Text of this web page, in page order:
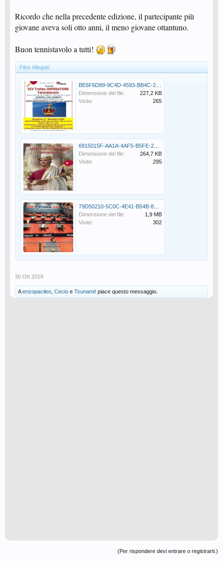
Ricordo che nella precedente edizione, il partecipante più
giovane aveva soli otto anni, il meno giovane ottantuno.
Buon tennistavolo a tutti!
Files Allegati:
Dimensione del file:
227,2 KB
Visite:
265
Dimensione del file:
264,7 KB
Visite:
295
Dimensione del file:
1,9 MB
Visite:
302
30 Ott 2019
Aenzopacileo Cecio e Tsunami! piace questo messaggio.
(Per rispondere devi entrare o registrarti.)